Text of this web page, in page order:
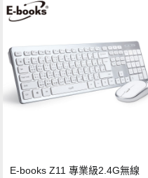
E-books Z11 專業級2.4G無線